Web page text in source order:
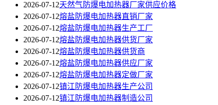
2026-07-12天然气防爆电加热器厂家供应价格
2026-07-12熔盐防爆电加热器直销厂家
2026-07-12熔盐防爆电加热器生产工厂
2026-07-12熔盐防爆电加热器供货厂家
2026-07-12熔盐防爆电加热器供货商
2026-07-12熔盐防爆电加热器供应厂家
2026-07-12熔盐防爆电加热器定做厂家
2026-07-12镇江防爆电加热器生产公司
2026-07-12镇江防爆电加热器制造公司